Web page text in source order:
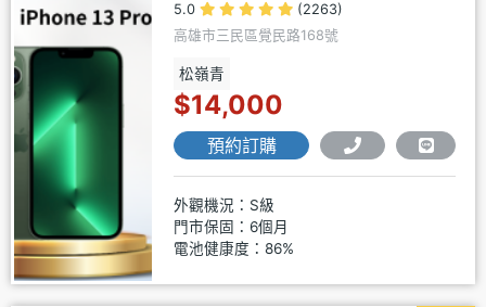
5.0
(2263)
高雄市三民區覺民路168號
松嶺青
$14,000
預約訂購
外觀機況：S級
門市保固：6個月
電池健康度：86%